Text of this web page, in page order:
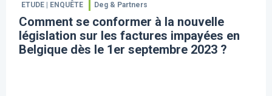
ETUDE | ENQUÊTE Deg & Partners
​Comment se conformer à la nouvelle
législation sur les factures impayées en
Belgique dès le 1er septembre 2023 ?